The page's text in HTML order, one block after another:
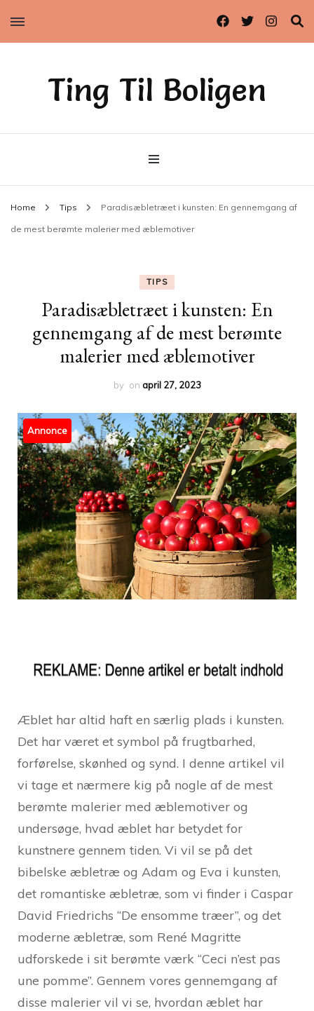
Ting Til Boligen
Home Tips Paradisæbletræet i kunsten: En gennemgang af
de mest berømte malerier med æblemotiver
TIPS
Paradisæbletræet i kunsten: En
gennemgang af de mest berømte
malerier med æblemotiver
by on april 27, 2023
Annonce
Æblet har altid haft en særlig plads i kunsten.
Det har været et symbol på frugtbarhed,
forførelse, skønhed og synd. I denne artikel vil
vi tage et nærmere kig på nogle af de mest
berømte malerier med æblemotiver og
undersøge, hvad æblet har betydet for
kunstnere gennem tiden. Vi vil se på det
bibelske æbletræ og Adam og Eva i kunsten,
det romantiske æbletræ, som vi finder i Caspar
David Friedrichs “De ensomme træer”, og det
moderne æbletræ, som René Magritte
udforskede i sit berømte værk “Ceci n’est pas
une pomme”. Gennem vores gennemgang af
disse malerier vil vi se, hvordan æblet har